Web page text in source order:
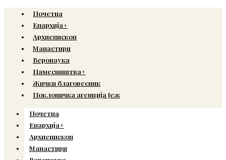
Почетна
Епархија+
Архиепископ
Манастири
Веронаука
Намесништва+
Жички благовесник
Поклоничка агенција Јеж
Почетна
Епархија+
Архиепископ
Манастири